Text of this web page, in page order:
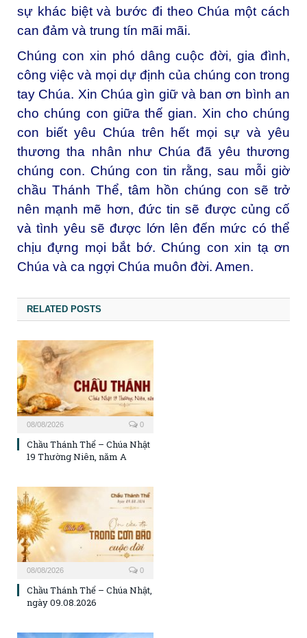
sự khác biệt và bước đi theo Chúa một cách
can đảm và trung tín mãi mãi.
Chúng con xin phó dâng cuộc đời, gia đình,
công việc và mọi dự định của chúng con trong
tay Chúa. Xin Chúa gìn giữ và ban ơn bình an
cho chúng con giữa thế gian. Xin cho chúng
con biết yêu Chúa trên hết mọi sự và yêu
thương tha nhân như Chúa đã yêu thương
chúng con. Chúng con tin rằng, sau mỗi giờ
chầu Thánh Thể, tâm hồn chúng con sẽ trở
nên mạnh mẽ hơn, đức tin sẽ được củng cố
và tình yêu sẽ được lớn lên đến mức có thể
chịu đựng mọi bắt bớ. Chúng con xin tạ ơn
Chúa và ca ngợi Chúa muôn đời. Amen.
RELATED POSTS
08/08/2026 0
Chầu Thánh Thể – Chúa Nhật
19 Thường Niên, năm A
08/08/2026 0
Chầu Thánh Thể – Chúa Nhật,
ngày 09.08.2026